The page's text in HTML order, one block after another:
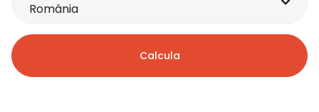
România
Calcula